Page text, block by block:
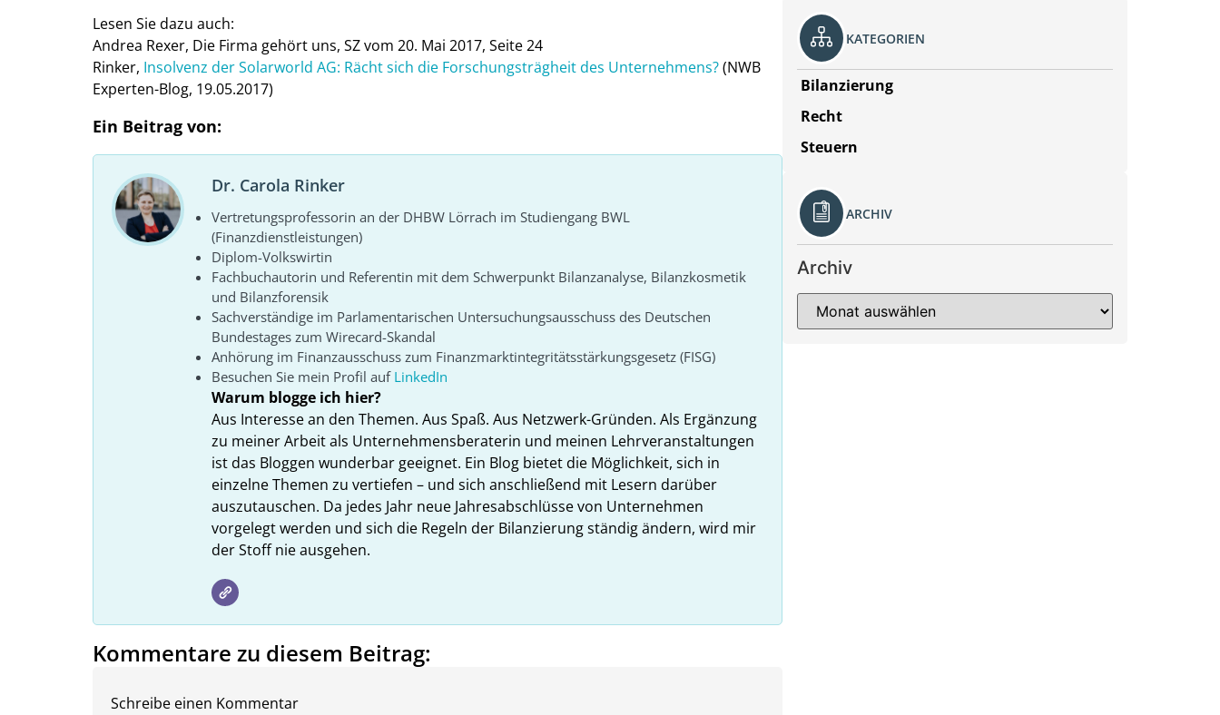
Lesen Sie dazu auch:
Andrea Rexer, Die Firma gehört uns, SZ vom 20. Mai 2017, Seite 24
Rinker, Insolvenz der Solarworld AG: Rächt sich die Forschungsträgheit des Unternehmens?(NWB
Experten-Blog, 19.05.2017)
Ein Beitrag von:
Dr. Carola Rinker
Vertretungsprofessorin an der DHBW Lörrach im Studiengang BWL
(Finanzdienstleistungen)
Diplom-Volkswirtin
Fachbuchautorin und Referentin mit dem Schwerpunkt Bilanzanalyse, Bilanzkosmetik
und Bilanzforensik
Sachverständige im Parlamentarischen Untersuchungsausschuss des Deutschen
Bundestages zum Wirecard-Skandal
Anhörung im Finanzausschuss zum Finanzmarktintegritätsstärkungsgesetz (FISG)
Besuchen Sie mein Profil auf LinkedIn
Warum blogge ich hier?
Aus Interesse an den Themen. Aus Spaß. Aus Netzwerk-Gründen. Als Ergänzung
zu meiner Arbeit als Unternehmensberaterin und meinen Lehrveranstaltungen
ist das Bloggen wunderbar geeignet. Ein Blog bietet die Möglichkeit, sich in
einzelne Themen zu vertiefen – und sich anschließend mit Lesern darüber
auszutauschen. Da jedes Jahr neue Jahresabschlüsse von Unternehmen
vorgelegt werden und sich die Regeln der Bilanzierung ständig ändern, wird mir
der Stoff nie ausgehen.
Kommentare zu diesem Beitrag:
Schreibe einen Kommentar
KATEGORIEN
Bilanzierung
Recht
Steuern
ARCHIV
Archiv